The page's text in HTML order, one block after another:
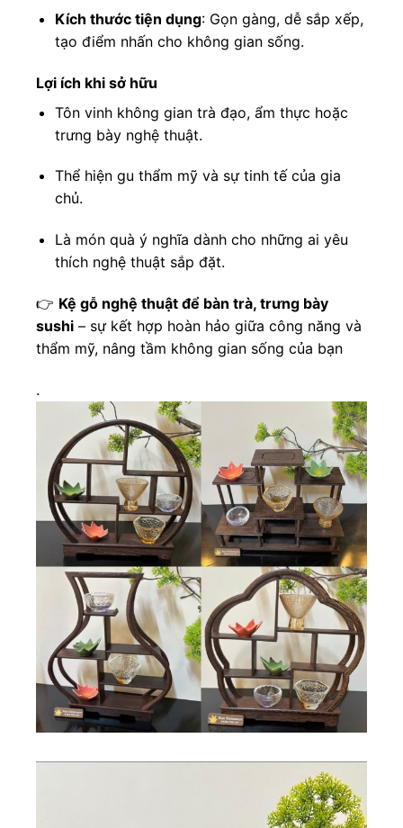
Kích thước tiện dụng: Gọn gàng, dễ sắp xếp,
tạo điểm nhấn cho không gian sống.
Lợi ích khi sở hữu
Tôn vinh không gian trà đạo, ẩm thực hoặc
trưng bày nghệ thuật.
Thể hiện gu thẩm mỹ và sự tinh tế của gia
chủ.
Là món quà ý nghĩa dành cho những ai yêu
thích nghệ thuật sắp đặt.
👉 Kệ gỗ nghệ thuật để bàn trà, trưng bày
sushi – sự kết hợp hoàn hảo giữa công năng và
thẩm mỹ, nâng tầm không gian sống của bạn
.